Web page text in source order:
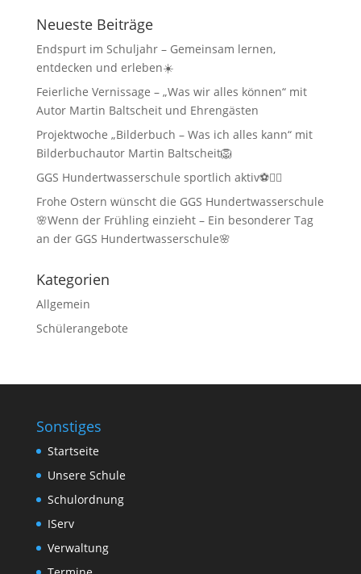
Neueste Beiträge
Endspurt im Schuljahr – Gemeinsam lernen,
entdecken und erleben☀️
Feierliche Vernissage – „Was wir alles können“ mit
Autor Martin Baltscheit und Ehrengästen
Projektwoche „Bilderbuch – Was ich alles kann“ mit
Bilderbuchautor Martin Baltscheit🦁
GGS Hundertwasserschule sportlich aktiv⚽🏃‍♂️
Frohe Ostern wünscht die GGS Hundertwasserschule
🌸Wenn der Frühling einzieht – Ein besonderer Tag
an der GGS Hundertwasserschule🌸
Kategorien
Allgemein
Schülerangebote
Sonstiges
Startseite
Unsere Schule
Schulordnung
IServ
Verwaltung